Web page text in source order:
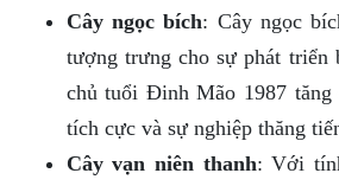
Cây ngọc bích: Cây ngọc
tượng trưng cho sự phát triển
chủ tuổi Đinh Mão 1987 tăng
tích cực và sự nghiệp thăng
Cây vạn niên thanh: Với